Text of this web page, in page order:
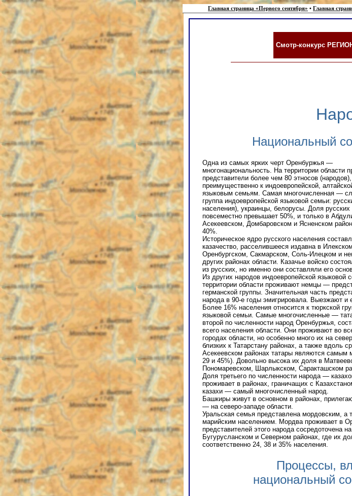
Главная страница «Первого сентября» • Главная
Смотр-конкурс
Национальный
Одна из самых ярких черт Оренбуржья —
многонациональность. На территории области
представители более чем 80 этносов
преимущественно к индоевропейской,
языковым семьям. Самая многочисленная —
группа индоевропейской языковой семьи:
населения), украинцы, белорусы. Доля русских
повсеместно превышает 50%, и только в
Асекеевском, Домбаровском и Ясненском
40%.
Историческое ядро русского населения
казачество, расселившееся издавна в
Оренбургском, Сакмарском, Соль-Илецком и
других районах области. Казачье войско
из русских, но именно они составляли его
Из других народов индоевропейской языковой
территории области проживают немцы —
германской группы. Значительная часть
народа в 90-е годы эмигрировала. Выезжают и
Более 16% населения относится к тюркской
языковой семьи. Самые многочисленные —
второй по численности народ Оренбуржья,
всего населения области. Они проживают во
городах области, но особенно много их на
близких к Татарстану районах, а также вдоль
Асекеевском районах татары являются самым
29 и 45%). Довольно высока их доля в
Пономаревском, Шарлыкском, Саракташском
Доля третьего по численности народа —
проживает в районах, граничащих с
казахи — самый многочисленный народ.
Башкиры живут в основном в районах,
— на северо-западе области.
Уральская семья представлена мордовским,
марийским населением. Мордва проживает в
представителей этого народа сосредоточена
Бугурусланском и Северном районах, где их
соответственно 24, 38 и 35% населения.
Процессы,
национальный